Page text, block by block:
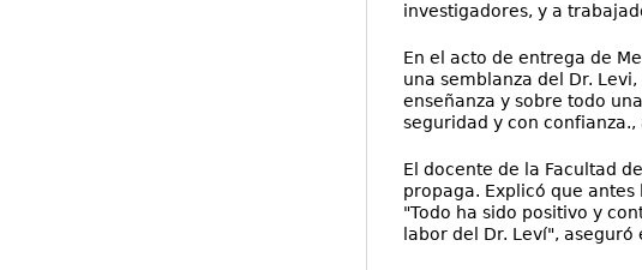
investigadores, y a
En el acto de entrega de
una semblanza del Dr.
enseñanza y sobre todo
seguridad y con confianza.,
El docente de la Facultad
propaga. Explicó que
"Todo ha sido positivo y
labor del Dr. Leví", aseguró